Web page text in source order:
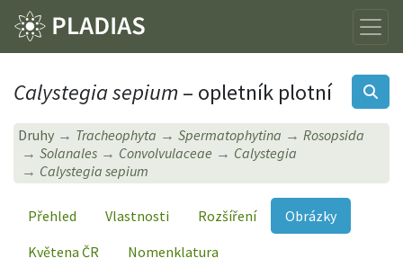
Calystegia sepium – opletník plotní
Druhy Tracheophyta Spermatophytina
Rosopsida
Solanales
Convolvulaceae
Calystegia
Calystegia sepium
Přehled Vlastnosti Rozšíření
Obrázky
Květena ČR
Nomenklatura